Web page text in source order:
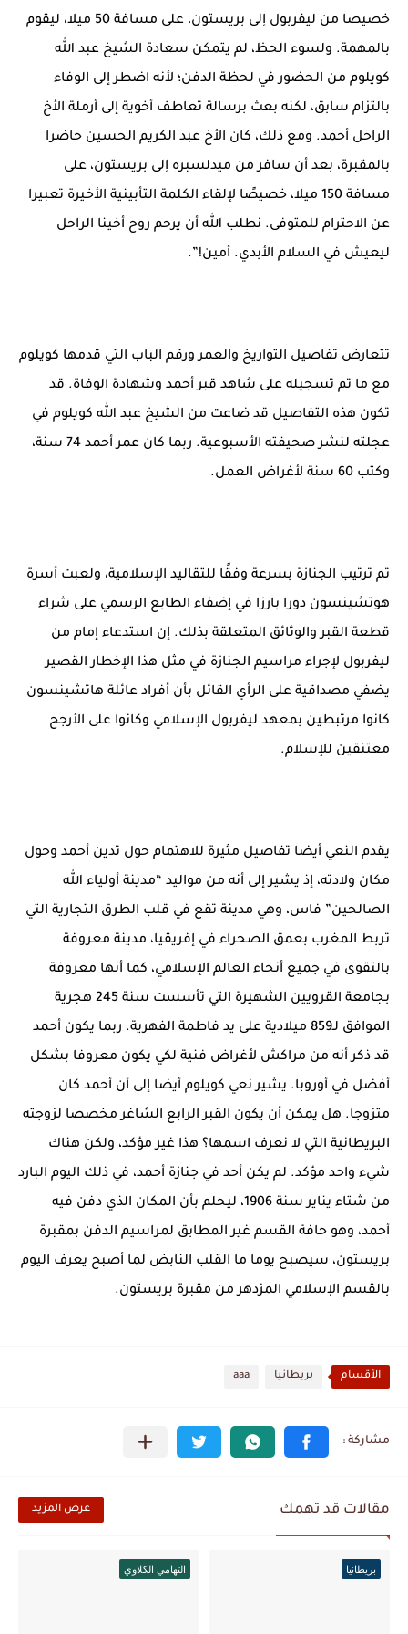
خصيصا من ليفربول إلى بريستون، على مسافة 50 ميلا، ليقوم
بالمهمة. ولسوء الحظ، لم يتمكن سعادة الشيخ عبد الله
كويلوم من الحضور في لحظة الدفن؛ لأنه اضطر إلى الوفاء
بالتزام سابق، لكنه بعث برسالة تعاطف أخوية إلى أرملة الأخ
الراحل أحمد. ومع ذلك، كان الأخ عبد الكريم الحسين حاضرا
بالمقبرة، بعد أن سافر من ميدلسبره إلى بريستون، على
مسافة 150 ميلا، خصيصًا لإلقاء الكلمة التأبينية الأخيرة تعبيرا
عن الاحترام للمتوفى. نطلب الله أن يرحم روح أخينا الراحل
ليعيش في السلام الأبدي. أمين!”.
تتعارض تفاصيل التواريخ والعمر ورقم الباب التي قدمها كويلوم
مع ما تم تسجيله على شاهد قبر أحمد وشهادة الوفاة. قد
تكون هذه التفاصيل قد ضاعت من الشيخ عبد الله كويلوم في
عجلته لنشر صحيفته الأسبوعية. ربما كان عمر أحمد 74 سنة،
وكتب 60 سنة لأغراض العمل.
تم ترتيب الجنازة بسرعة وفقًا للتقاليد الإسلامية، ولعبت أسرة
هوتشينسون دورا بارزا في إضفاء الطابع الرسمي على شراء
قطعة القبر والوثائق المتعلقة بذلك. إن استدعاء إمام من
ليفربول لإجراء مراسيم الجنازة في مثل هذا الإخطار القصير
يضفي مصداقية على الرأي القائل بأن أفراد عائلة هاتشينسون
كانوا مرتبطين بمعهد ليفربول الإسلامي وكانوا على الأرجح
معتنقين للإسلام.
يقدم النعي أيضا تفاصيل مثيرة للاهتمام حول تدين أحمد وحول
مكان ولادته، إذ يشير إلى أنه من مواليد “مدينة أولياء الله
الصالحين” فاس، وهي مدينة تقع في قلب الطرق التجارية التي
تربط المغرب بعمق الصحراء في إفريقيا، مدينة معروفة
بالتقوى في جميع أنحاء العالم الإسلامي، كما أنها معروفة
بجامعة القرويين الشهيرة التي تأسست سنة 245 هجرية
الموافق لـ859 ميلادية على يد فاطمة الفهرية. ربما يكون أحمد
قد ذكر أنه من مراكش لأغراض فنية لكي يكون معروفا بشكل
أفضل في أوروبا. يشير نعي كويلوم أيضا إلى أن أحمد كان
متزوجا. هل يمكن أن يكون القبر الرابع الشاغر مخصصا لزوجته
البريطانية التي لا نعرف اسمها؟ هذا غير مؤكد، ولكن هناك
شيء واحد مؤكد. لم يكن أحد في جنازة أحمد، في ذلك اليوم البارد
من شتاء يناير سنة 1906، ليحلم بأن المكان الذي دفن فيه
أحمد، وهو حافة القسم غير المطابق لمراسيم الدفن بمقبرة
بريستون، سيصبح يوما ما القلب النابض لما أصبح يعرف اليوم
بالقسم الإسلامي المزدهر من مقبرة بريستون.
الأقسام بريطانيا aaa
مقالات قد تهمك عرض المزيد
بريطانيا التهامي الكلاوي